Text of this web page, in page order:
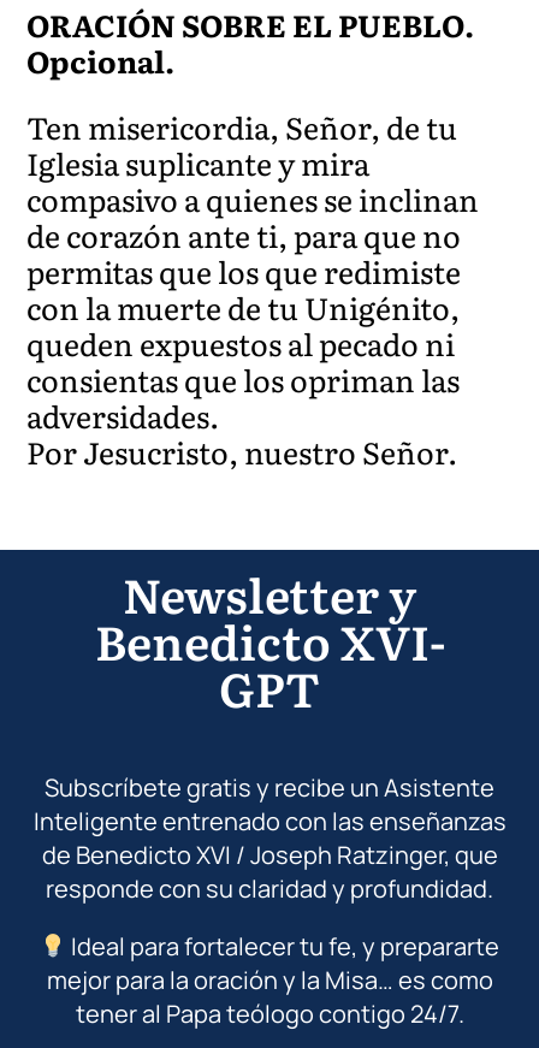
ORACIÓN SOBRE EL PUEBLO.
Opcional.
Ten misericordia, Señor, de tu
Iglesia suplicante y mira
compasivo a quienes se inclinan
de corazón ante ti, para que no
permitas que los que redimiste
con la muerte de tu Unigénito,
queden expuestos al pecado ni
consientas que los opriman las
adversidades.
Por Jesucristo, nuestro Señor.
Newsletter y
Benedicto XVI-
GPT
Subscríbete gratis y recibe un Asistente
Inteligente entrenado con las enseñanzas
de Benedicto XVI / Joseph Ratzinger, que
responde con su claridad y profundidad.
Ideal para fortalecer tu fe, y prepararte
mejor para la oración y la Misa… es como
tener al Papa teólogo contigo 24/7.